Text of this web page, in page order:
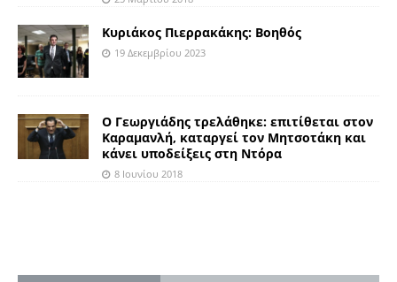
Κυριάκος Πιερρακάκης: Βοηθός
19 Δεκεμβρίου 2023
Ο Γεωργιάδης τρελάθηκε: επιτίθεται στον
Καραμανλή, καταργεί τον Μητσοτάκη και
κάνει υποδείξεις στη Ντόρα
8 Ιουνίου 2018